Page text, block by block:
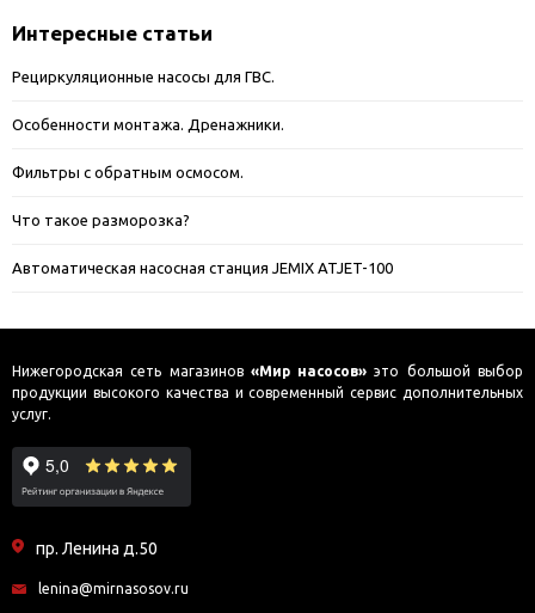
Интересные статьи
Рециркуляционные насосы для ГВС.
Особенности монтажа. Дренажники.
Фильтры с обратным осмосом.
Что такое разморозка?
Автоматическая насосная станция JEMIX ATJET-100
Нижегородская сеть магазинов «Мир насосов» это большой выбор
продукции высокого качества и современный сервис дополнительных
услуг.
пр. Ленина д.50
lenina@mirnasosov.ru